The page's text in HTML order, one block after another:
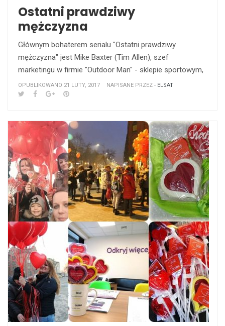
Ostatni prawdziwy
mężczyzna
Głównym bohaterem serialu "Ostatni prawdziwy
mężczyzna" jest Mike Baxter (Tim Allen), szef
marketingu w firmie "Outdoor Man" - sklepie sportowym,
OPUBLIKOWANO 21 LUTY, 2017 NAPISANE PRZEZ - ELSAT